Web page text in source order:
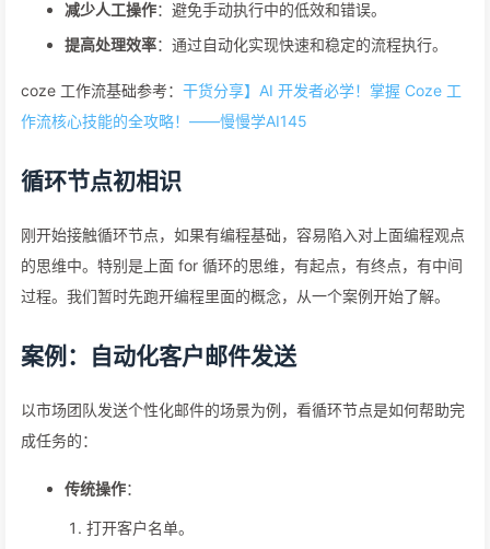
减少人工操作：避免手动执行中的低效和错误。
提高处理效率：通过自动化实现快速和稳定的流程执行。
coze 工作流基础参考： 干货分享】AI 开发者必学！掌握 Coze 工
作流核心技能的全攻略！——慢慢学AI145
循环节点初相识
刚开始接触循环节点，如果有编程基础，容易陷入对上面编程观点
的思维中。特别是上面 for 循环的思维，有起点，有终点，有中间
过程。我们暂时先跑开编程里面的概念，从一个案例开始了解。
案例：自动化客户邮件发送
以市场团队发送个性化邮件的场景为例，看循环节点是如何帮助完
成任务的：
传统操作：
打开客户名单。